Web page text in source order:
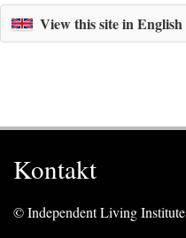
View this site in English
Kontakt
© Independent Living Institute